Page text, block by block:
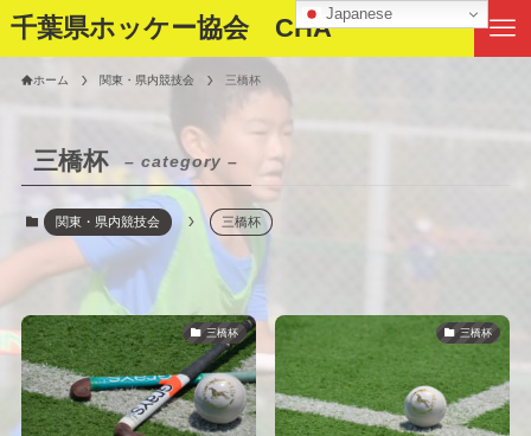
千葉県ホッケー協会 CHA
ホーム 関東・県内競技会 三橋杯
三橋杯 – category –
関東・県内競技会 三橋杯
三橋杯 三橋杯
Japanese